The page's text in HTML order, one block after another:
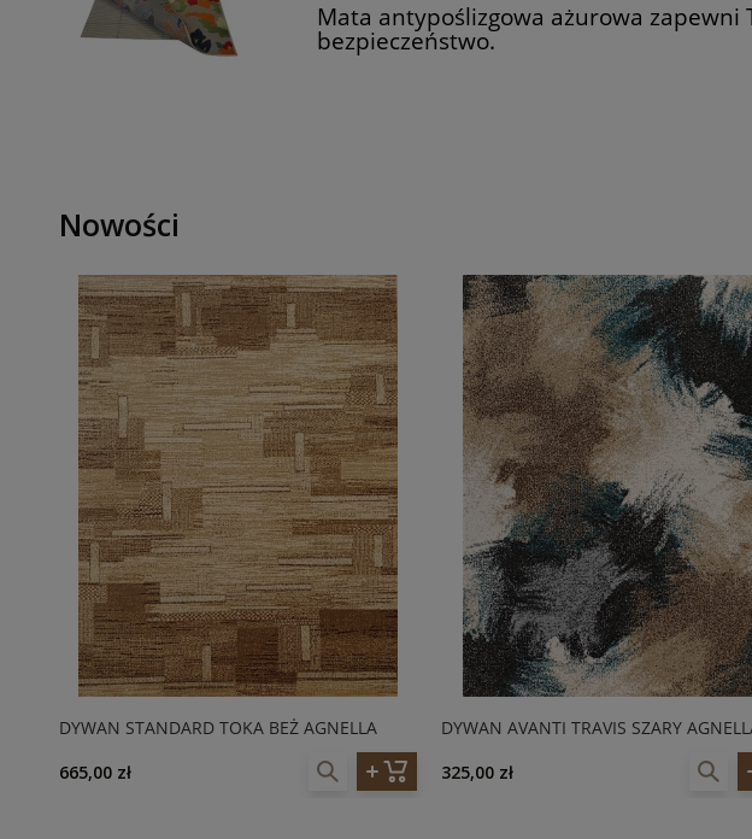
Mata antypoślizgowa ażurowa zapewni
bezpieczeństwo.
Nowości
DYWAN STANDARD TOKA BEŻ AGNELLA
665,00 zł
DYWAN AVANTI TRAVIS SZARY
325,00 zł